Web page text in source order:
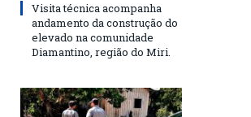
Visita técnica acompanha
andamento da construção do
elevado na comunidade
Diamantino, região do Miri.